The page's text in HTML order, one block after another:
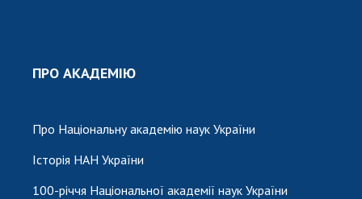
ПРО АКАДЕМІЮ
Про Національну академію наук України
Історія НАН України
100-річчя Національної академії наук України